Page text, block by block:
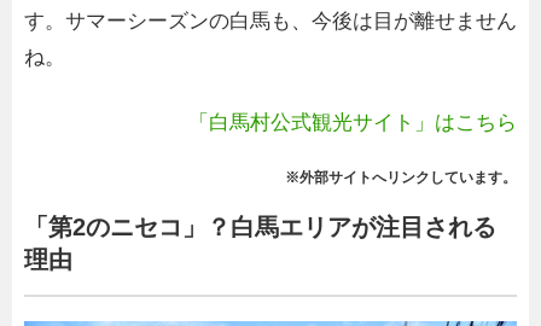
す。サマーシーズンの白馬も、今後は目が離せません
ね。
「白馬村公式観光サイト」はこちら
※外部サイトへリンクしています。
「第2のニセコ」？白馬エリアが注目される
理由